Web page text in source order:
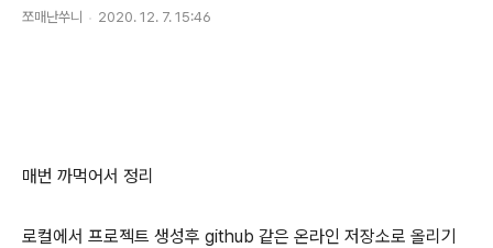
쪼매난쑤니 2020. 12. 7. 15:46
매번 까먹어서 정리
로컬에서 프로젝트 생성후 github 같은 온라인 저장소로 올리기